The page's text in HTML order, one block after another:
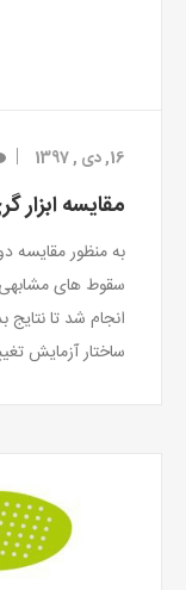
16, دی , 1397
مقایسه ابزار
سقوط های مشابهی
انجام شد تا
ساختار آزمایش